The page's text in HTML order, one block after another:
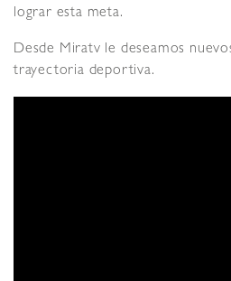
lograr esta meta.
Desde Miratv le deseamos
trayectoria deportiva.